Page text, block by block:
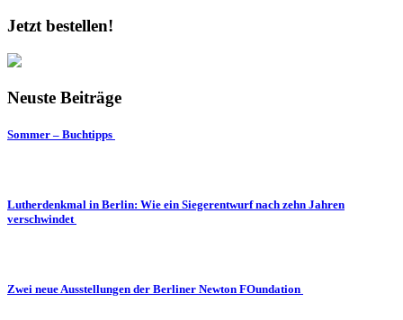
Jetzt bestellen!
Neuste Beiträge
Sommer – Buchtipps
Lutherdenkmal in Berlin: Wie ein Siegerentwurf nach zehn Jahren
verschwindet
Zwei neue Ausstellungen der Berliner Newton FOundation